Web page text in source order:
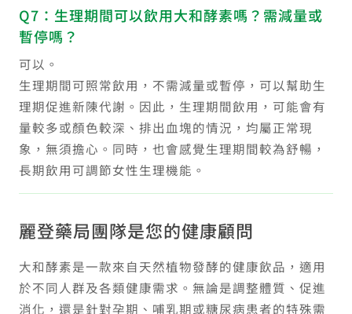
Q7：生理期間可以飲用大和酵素嗎？需減量或
暫停嗎？
可以。
生理期間可照常飲用，不需減量或暫停，可以幫助生
理期促進新陳代謝。因此，生理期間飲用，可能會有
量較多或顏色較深、排出血塊的情況，均屬正常現
象，無須擔心。同時，也會感覺生理期間較為舒暢，
長期飲用可調節女性生理機能。
麗登藥局團隊是您的健康顧問
大和酵素是一款來自天然植物發酵的健康飲品，適用
於不同人群及各類健康需求。無論是調整體質、促進
消化，還是針對孕期、哺乳期或糖尿病患者的特殊需